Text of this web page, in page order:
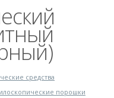
средства
порошки